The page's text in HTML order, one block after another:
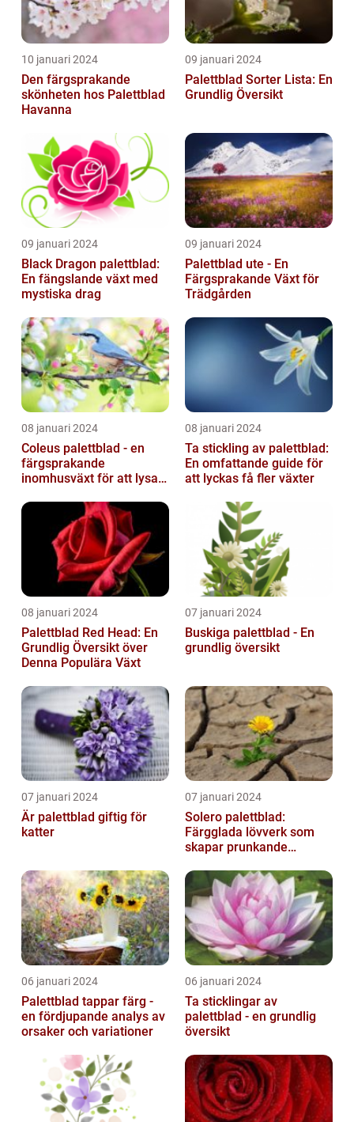
10 januari 2024
Den färgsprakande
skönheten hos Palettblad
Havanna
09 januari 2024
Palettblad Sorter Lista: En
Grundlig Översikt
09 januari 2024
Black Dragon palettblad:
En fängslande växt med
mystiska drag
09 januari 2024
Palettblad ute - En
Färgsprakande Växt för
Trädgården
08 januari 2024
Coleus palettblad - en
färgsprakande
inomhusväxt för att lysa
08 januari 2024
Ta stickling av palettblad:
En omfattande guide för
att lyckas få fler växter
08 januari 2024
Palettblad Red Head: En
Grundlig Översikt över
Denna Populära Växt
07 januari 2024
Buskiga palettblad - En
grundlig översikt
07 januari 2024
Är palettblad giftig för
katter
07 januari 2024
Solero palettblad:
Färgglada lövverk som
skapar prunkande
06 januari 2024
Palettblad tappar färg -
en fördjupande analys av
orsaker och variationer
06 januari 2024
Ta sticklingar av
palettblad - en grundlig
översikt